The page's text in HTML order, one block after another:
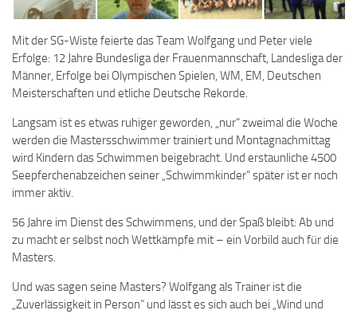
Mit der SG-Wiste feierte das Team Wolfgang und Peter viele
Erfolge: 12 Jahre Bundesliga der Frauenmannschaft, Landesliga der
Männer, Erfolge bei Olympischen Spielen, WM, EM, Deutschen
Meisterschaften und etliche Deutsche Rekorde.
Langsam ist es etwas ruhiger geworden, „nur“ zweimal die Woche
werden die Mastersschwimmer trainiert und Montagnachmittag
wird Kindern das Schwimmen beigebracht. Und erstaunliche 4500
Seepferchenabzeichen seiner „Schwimmkinder“ später ist er noch
immer aktiv.
56 Jahre im Dienst des Schwimmens, und der Spaß bleibt: Ab und
zu macht er selbst noch Wettkämpfe mit – ein Vorbild auch für die
Masters.
Und was sagen seine Masters? Wolfgang als Trainer ist die
„Zuverlässigkeit in Person“ und lässt es sich auch bei „Wind und